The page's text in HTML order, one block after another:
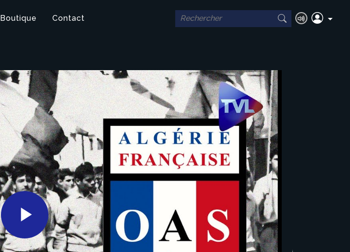
Boutique Contact
Play